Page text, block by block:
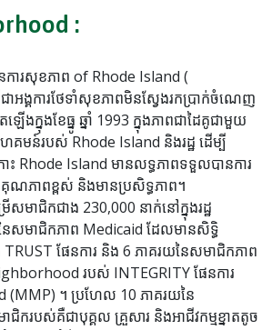
:
ារសុខភាព of Rhode Island (
អង្គការថែទាំសុខភាពមិនស្វែងរកប្រាក់ចំណេញ
ើងក្នុងខែធ្នូ ឆ្នាំ 1993 ក្នុងភាពជាដៃគូជាមួយ
ន៍របស់ Rhode Island និងរដ្ឋ ដើម្បី
ោះ Rhode Island មានលទ្ធភាពទទួលបានការ
ណភាពខ្ពស់ និងមានប្រសិទ្ធភាព។
មាជិកជាង 230,000 នាក់នៅក្នុងរដ្ឋ
សមាជិកភាព Medicaid ដែលមានសិទ្ធិ
TRUST ផែនការ និង 6 ភាគរយនៃសមាជិកភាព
របស់ INTEGRITY ផែនការ
(MMP) ។ ប្រហែល 10 ភាគរយនៃ
របស់គឺជាបុគ្គល គ្រួសារ និងអាជីវកម្មខ្នាតតូច